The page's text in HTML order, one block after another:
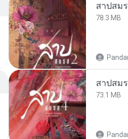
สาปสม
78.3 MB
สาปสม
73.1 MB